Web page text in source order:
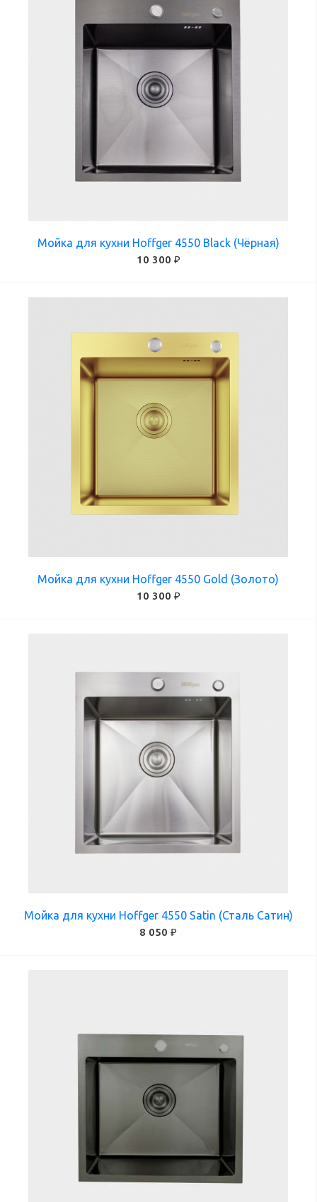
Мойка для кухни Hoffger 4550 Black (Чёрная)
10 300 ₽
Мойка для кухни Hoffger 4550 Gold (Золото)
10 300 ₽
Мойка для кухни Hoffger 4550 Satin (Сталь Сатин)
8 050 ₽